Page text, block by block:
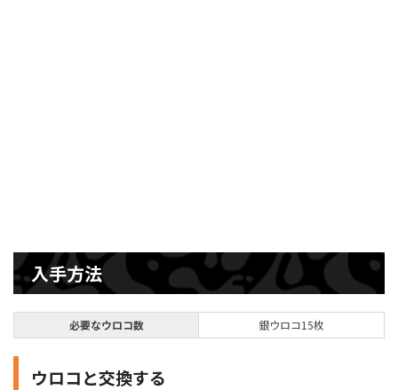
入手方法
必要なウロコ数 銀ウロコ15枚
ウロコと交換する